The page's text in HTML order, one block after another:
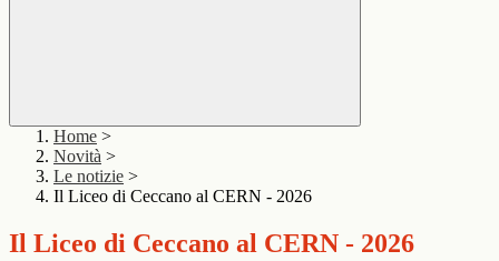
Home >
Novità >
Le notizie >
Il Liceo di Ceccano al CERN - 2026
Il Liceo di Ceccano al CERN - 2026